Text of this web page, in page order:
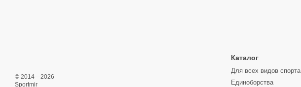
© 2014—2026
Sportmir
Каталог
Для всех видов спорта
Единоборства